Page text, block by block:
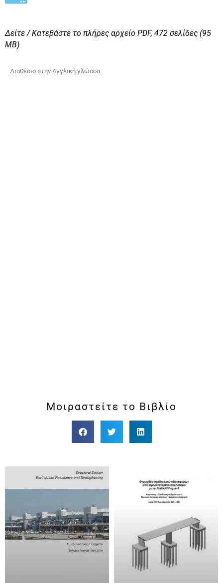
Δείτε / Κατεβάστε το πλήρες αρχείο PDF, 472 σελίδες (95
ΜΒ)
Διαθέσιο στην Αγγλική γλώσσα
Μοιραστείτε το Βιβλίο